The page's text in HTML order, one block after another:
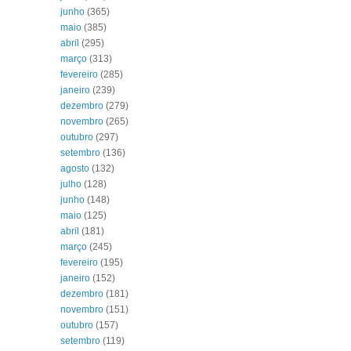
junho (365)
maio (385)
abril (295)
março (313)
fevereiro (285)
janeiro (239)
dezembro (279)
novembro (265)
outubro (297)
setembro (136)
agosto (132)
julho (128)
junho (148)
maio (125)
abril (181)
março (245)
fevereiro (195)
janeiro (152)
dezembro (181)
novembro (151)
outubro (157)
setembro (119)